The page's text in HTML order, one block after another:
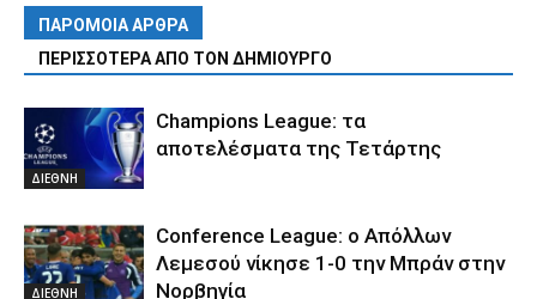
ΠΑΡΟΜΟΙΑ ΑΡΘΡΑ
ΠΕΡΙΣΣΟΤΕΡΑ ΑΠΟ ΤΟΝ ΔΗΜΙΟΥΡΓΟ
ΔΙΕΘΝΗ
Champions League: τα
αποτελέσματα της Τετάρτης
ΔΙΕΘΝΗ
Conference League: ο Απόλλων
Λεμεσού νίκησε 1-0 την Μπράν στην
Νορβηγία